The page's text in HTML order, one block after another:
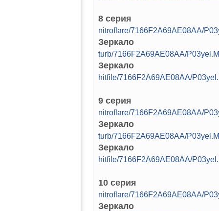
8 серия
nitroflare/7166F2A69AE08AA/
Зеркало
turb/7166F2A69AE08AA/
Зеркало
hitfile/7166F2A69AE08AA/
9 серия
nitroflare/7166F2A69AE08AA/
Зеркало
turb/7166F2A69AE08AA/
Зеркало
hitfile/7166F2A69AE08AA/
10 серия
nitroflare/7166F2A69AE08AA/
Зеркало